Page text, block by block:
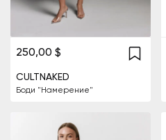
250,00 $
CULTNAKED
Боди "Намерение"